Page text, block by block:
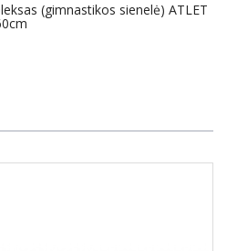
(gimnastikos sienelė) ATLET